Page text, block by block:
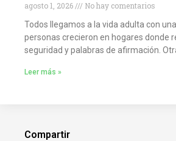
agosto 1, 2026
No hay comentarios
Todos llegamos a la vida adulta con
personas crecieron en hogares donde
seguridad y palabras de afirmación.
Leer más »
Compartir